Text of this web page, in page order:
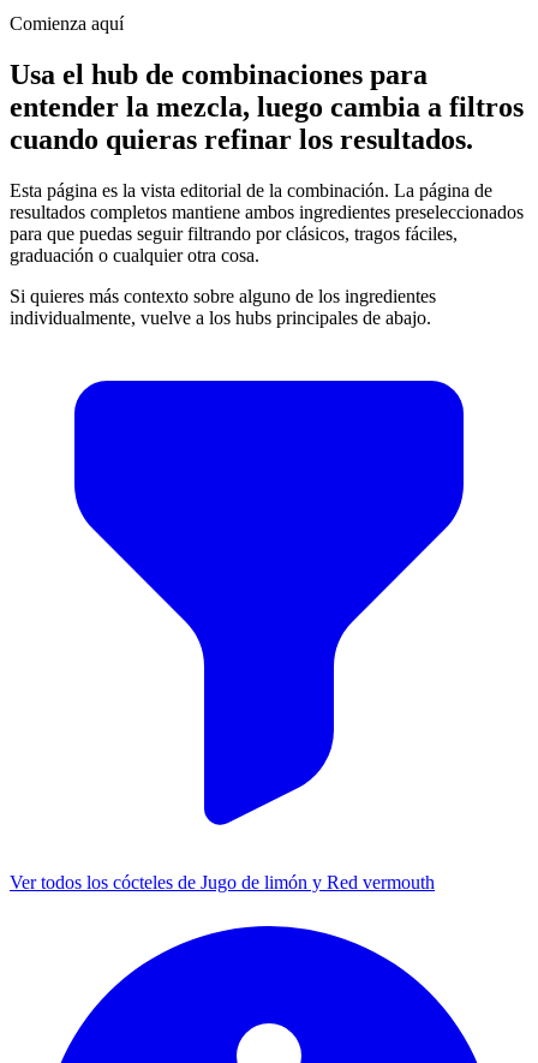
Comienza aquí
Usa el hub de combinaciones para
entender la mezcla, luego cambia a filtros
cuando quieras refinar los resultados.
Esta página es la vista editorial de la combinación. La página de
resultados completos mantiene ambos ingredientes preseleccionados
para que puedas seguir filtrando por clásicos, tragos fáciles,
graduación o cualquier otra cosa.
Si quieres más contexto sobre alguno de los ingredientes
individualmente, vuelve a los hubs principales de abajo.
Ver todos los cócteles de Jugo de limón y Red vermouth